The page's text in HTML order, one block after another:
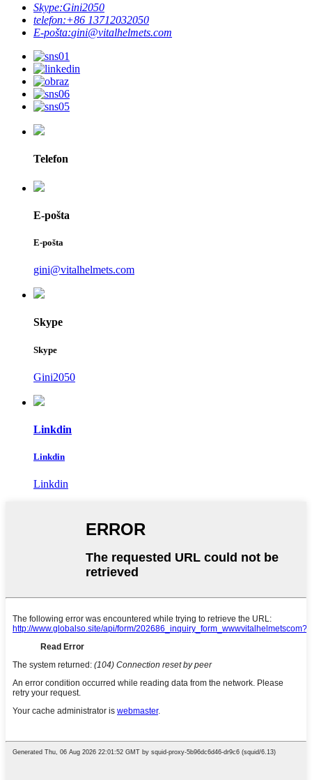
Skype:Gini2050
telefon:+86 13712032050
E-pošta:gini@vitalhelmets.com
Telefon
E-pošta
E-pošta
gini@vitalhelmets.com
Skype
Skype
Gini2050
Linkdin
Linkdin
Linkdin